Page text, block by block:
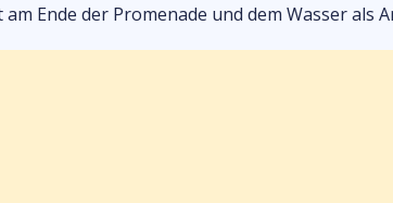
Ende der Promenade und dem Wasser als